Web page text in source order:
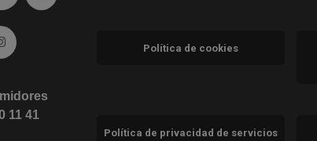
en ventana nueva)
(abre en ventana nueva)
Ir a Instagram (abre en ventana nueva)
11 41
Política de cookies
Política de privacidad de servicios